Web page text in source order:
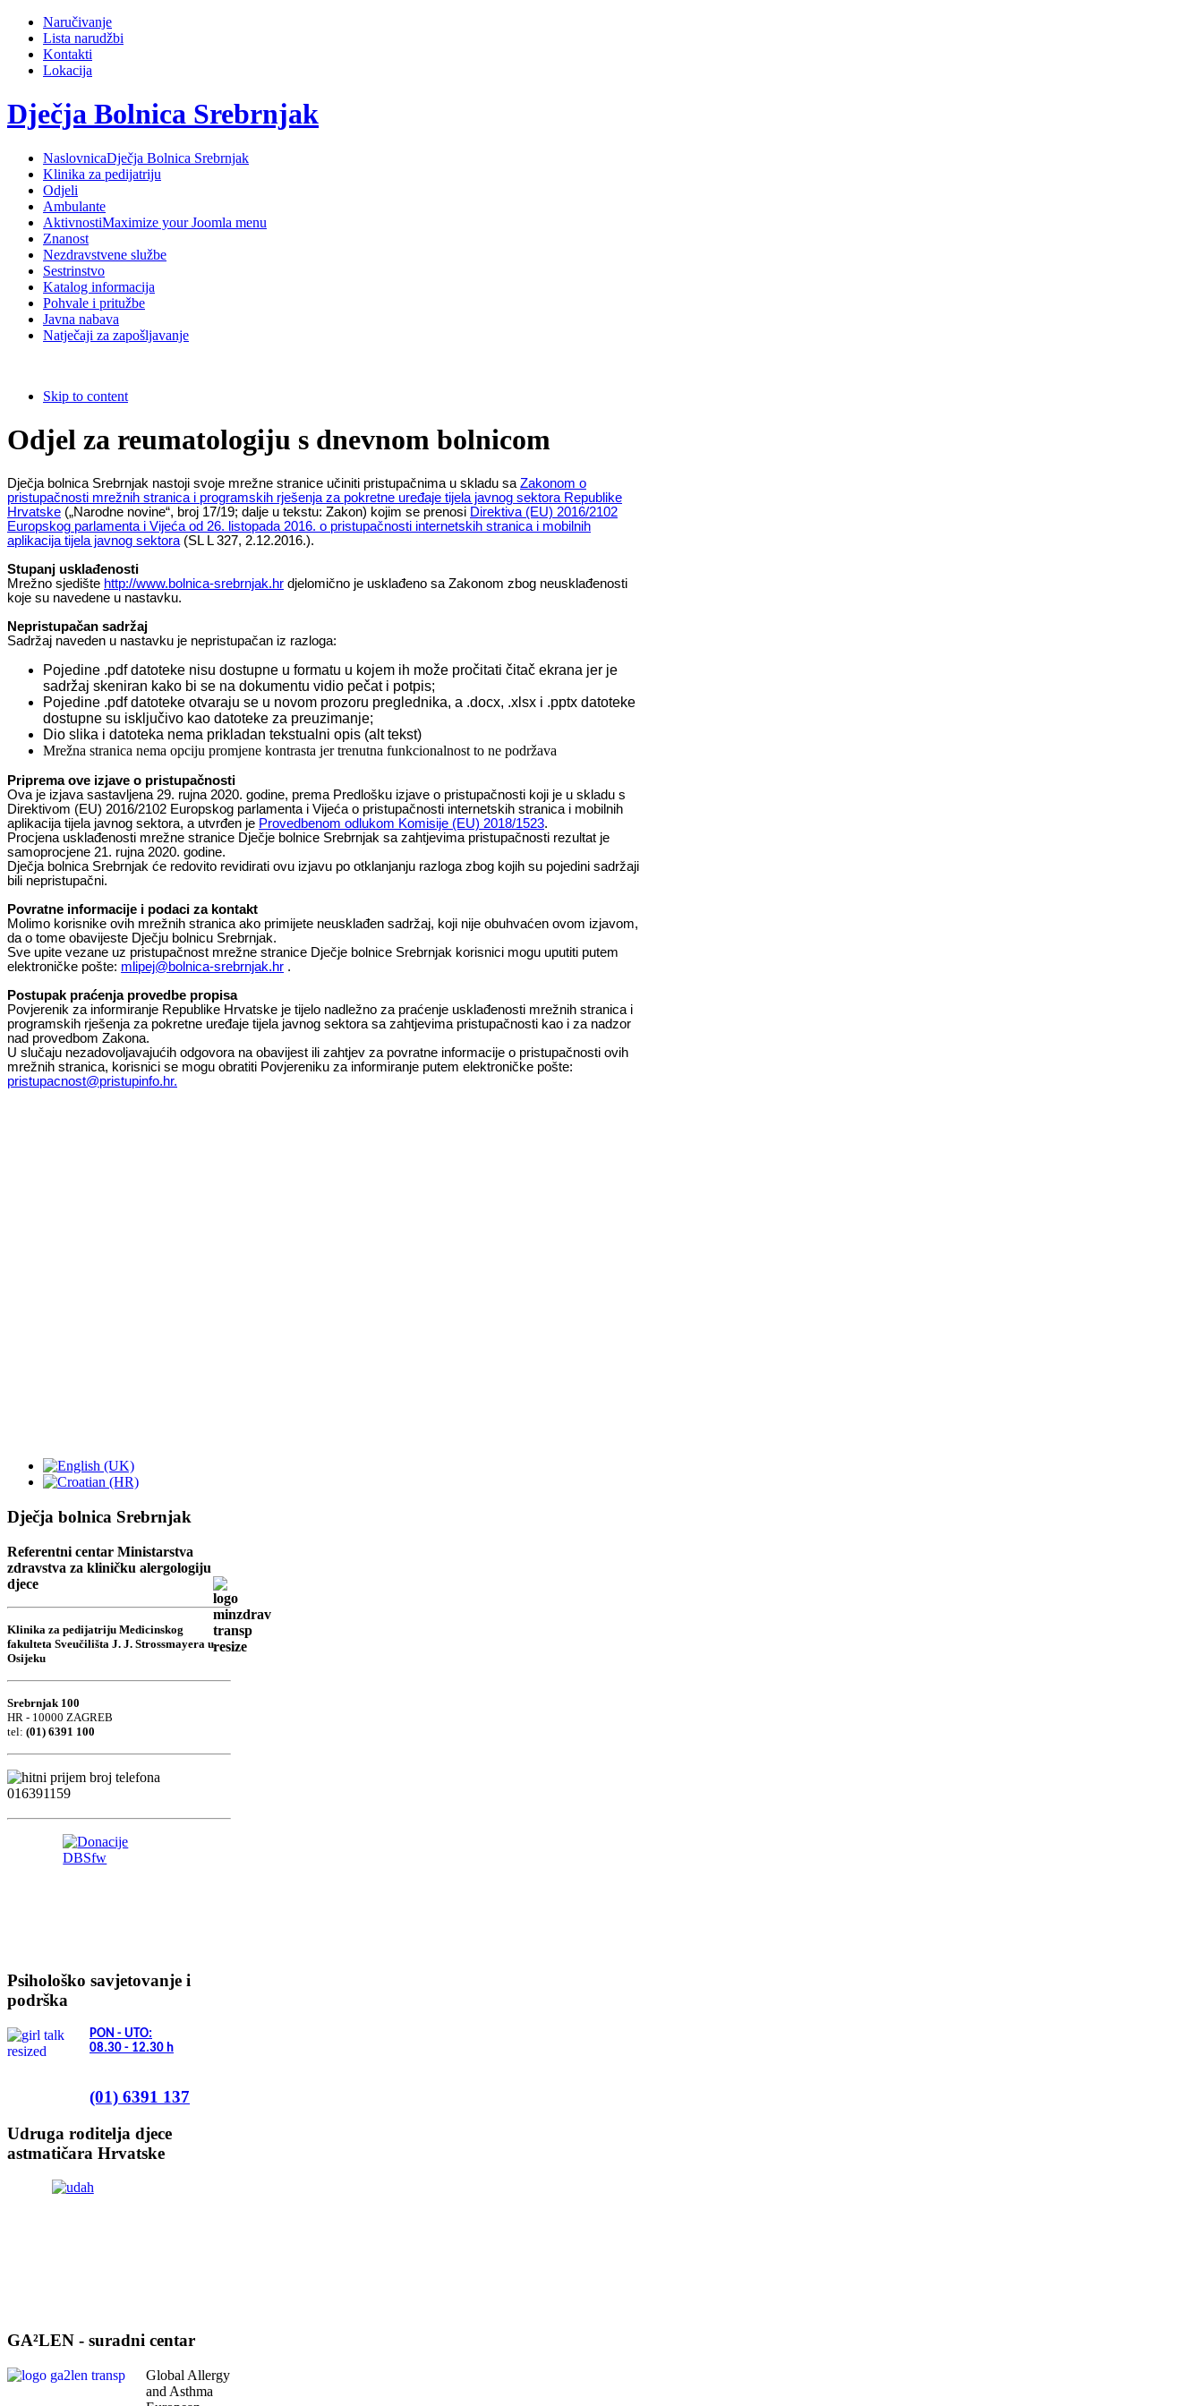
Naručivanje
Lista narudžbi
Kontakti
Lokacija
Dječja Bolnica Srebrnjak
NaslovnicaDječja Bolnica Srebrnjak
Klinika za pedijatriju
Odjeli
Ambulante
AktivnostiMaximize your Joomla menu
Znanost
Nezdravstvene službe
Sestrinstvo
Katalog informacija
Pohvale i pritužbe
Javna nabava
Natječaji za zapošljavanje
Skip to content
Odjel za reumatologiju s dnevnom bolnicom
Dječja bolnica Srebrnjak nastoji svoje mrežne stranice učiniti pristupačnima u skladu sa Zakonom o
pristupačnosti mrežnih stranica i programskih rješenja za pokretne uređaje tijela javnog sektora Republike
Hrvatske („Narodne novine“, broj 17/19; dalje u tekstu: Zakon) kojim se prenosi Direktiva (EU) 2016/2102
Europskog parlamenta i Vijeća od 26. listopada 2016. o pristupačnosti internetskih stranica i mobilnih
aplikacija tijela javnog sektora (SL L 327, 2.12.2016.).
Stupanj usklađenosti
Mrežno sjedište http://www.bolnica-srebrnjak.hr djelomično je usklađeno sa Zakonom zbog neusklađenosti
koje su navedene u nastavku.
Nepristupačan sadržaj
Sadržaj naveden u nastavku je nepristupačan iz razloga:
Pojedine .pdf datoteke nisu dostupne u formatu u kojem ih može pročitati čitač ekrana jer je
sadržaj skeniran kako bi se na dokumentu vidio pečat i potpis;
Pojedine .pdf datoteke otvaraju se u novom prozoru preglednika, a .docx, .xlsx i .pptx datoteke
dostupne su isključivo kao datoteke za preuzimanje;
Dio slika i datoteka nema prikladan tekstualni opis (alt tekst)
Mrežna stranica nema opciju promjene kontrasta jer trenutna funkcionalnost to ne podržava
Priprema ove izjave o pristupačnosti
Ova je izjava sastavljena 29. rujna 2020. godine, prema Predlošku izjave o pristupačnosti koji je u skladu s
Direktivom (EU) 2016/2102 Europskog parlamenta i Vijeća o pristupačnosti internetskih stranica i mobilnih
aplikacija tijela javnog sektora, a utvrđen je Provedbenom odlukom Komisije (EU) 2018/1523.
Procjena usklađenosti mrežne stranice Dječje bolnice Srebrnjak sa zahtjevima pristupačnosti rezultat je
samoprocjene 21. rujna 2020. godine.
Dječja bolnica Srebrnjak će redovito revidirati ovu izjavu po otklanjanju razloga zbog kojih su pojedini sadržaji
bili nepristupačni.
Povratne informacije i podaci za kontakt
Molimo korisnike ovih mrežnih stranica ako primijete neusklađen sadržaj, koji nije obuhvaćen ovom izjavom,
da o tome obavijeste Dječju bolnicu Srebrnjak.
Sve upite vezane uz pristupačnost mrežne stranice Dječje bolnice Srebrnjak korisnici mogu uputiti putem
elektroničke pošte: mlipej@bolnica-srebrnjak.hr .
Postupak praćenja provedbe propisa
Povjerenik za informiranje Republike Hrvatske je tijelo nadležno za praćenje usklađenosti mrežnih stranica i
programskih rješenja za pokretne uređaje tijela javnog sektora sa zahtjevima pristupačnosti kao i za nadzor
nad provedbom Zakona.
U slučaju nezadovoljavajućih odgovora na obavijest ili zahtjev za povratne informacije o pristupačnosti ovih
mrežnih stranica, korisnici se mogu obratiti Povjereniku za informiranje putem elektroničke pošte:
pristupacnost@pristupinfo.hr.
Dječja bolnica Srebrnjak
Referentni centar Ministarstva
zdravstva za kliničku alergologiju
djece
Klinika za pedijatriju Medicinskog
fakulteta Sveučilišta J. J. Strossmayera u
Osijeku
Srebrnjak 100
HR - 10000 ZAGREB
tel: (01) 6391 100
Psihološko savjetovanje i
podrška
PON - UTO:
08.30 - 12.30 h
(01) 6391 137
Udruga roditelja djece
astmatičara Hrvatske
GA²LEN - suradni centar
Global Allergy
and Asthma